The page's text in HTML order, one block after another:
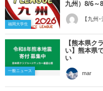
福岡大学生
九州）8/6
【九州
一般ニュース
【熊本県ク
い】熊本県
い
mar